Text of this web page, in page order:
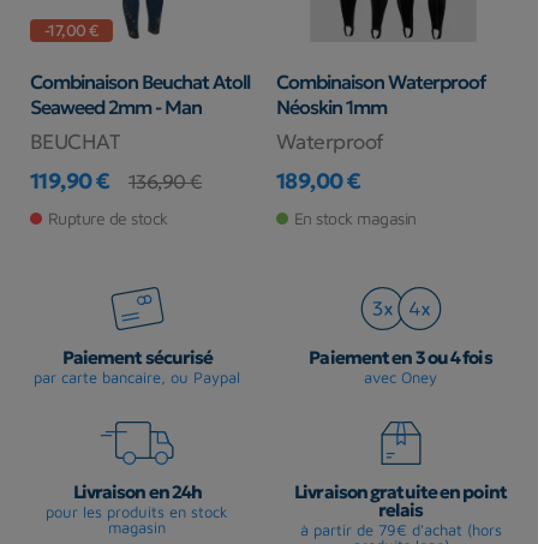
-17,00 €
Combinaison Beuchat Atoll
Seaweed 2mm - Man
BEUCHAT
Prix
119,90 €
Prix de base
136,90 €
Rupture de stock
Combinaison Waterproof
Néoskin 1mm
Waterproof
Prix
189,00 €
En stock magasin
Paiement sécurisé
par carte bancaire, ou Paypal
Paiement en 3 ou 4 fois
avec Oney
Livraison en 24h
pour les produits en stock
magasin
Livraison gratuite en point
relais
à partir de 79€ d'achat (hors